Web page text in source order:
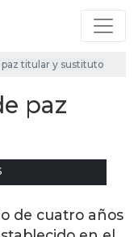
titular y sustituto
paz
de cuatro años